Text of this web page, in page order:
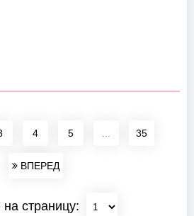
4 5 35
ВПЕРЕД
страницу: